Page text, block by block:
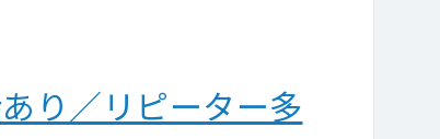
り／リピーター多